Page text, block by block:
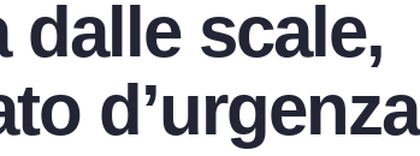
dalle scale,
d’urgenza